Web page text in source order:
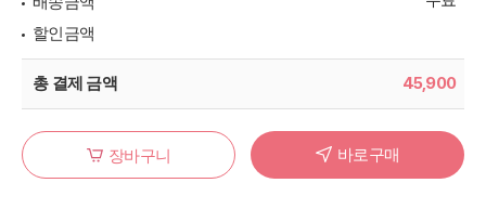
할인금액
총 결제 금액 45,900
장바구니 바로구매